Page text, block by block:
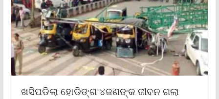
ଖସିପଡିଲା ହୋଡିଙ୍ଗ ୪ଜଣଙ୍କ ଜୀବନ ଗଲା